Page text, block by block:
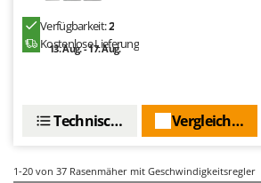
Verfügbarkeit:2
Kostenlose Lieferung
13. Aug. - 17. Aug.
Vergleichen Sie
Technische Daten
1-20 von 37 Rasenmäher mit Geschwindigkeitsregler